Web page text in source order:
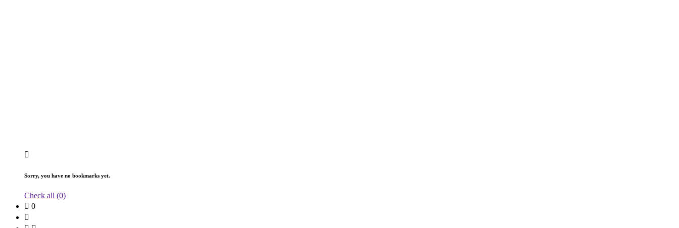
Sorry, you have no bookmarks yet.
Check all (0)
0